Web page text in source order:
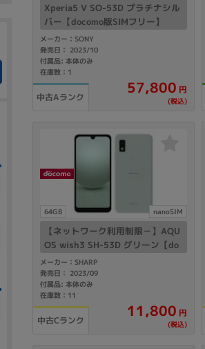
Xperia5 V SO-53D プラチナシル
バー【docomo版SIMフリー】
メーカー：SONY
発売日： 2023/10
付属品: 本体のみ
在庫数：1
中古Aランク
57,800 円
(税込)
64GB nanoSIM
【ネットワーク利用制限－】AQU
OS wish3 SH-53D グリーン【do
como版 SIMフリー】
メーカー：SHARP
発売日： 2023/09
付属品: 本体のみ
在庫数：11
中古Cランク
11,800 円
(税込)
MacOS ChromeOS